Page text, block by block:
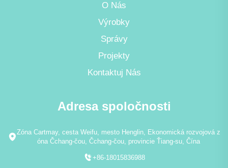
O Nás
Výrobky
Správy
Projekty
Kontaktuj Nás
Adresa spoločnosti
Zóna Cartmay, cesta Weifu, mesto Henglin, Ekonomická rozvojová z
óna Čchang-čou, Čchang-čou, provincie Ťiang-su, Čína
+86-18015836988